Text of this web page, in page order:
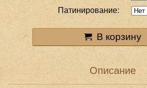
Патинирование:
В корзину
Описание